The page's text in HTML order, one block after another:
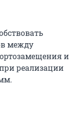
между
и
реализации